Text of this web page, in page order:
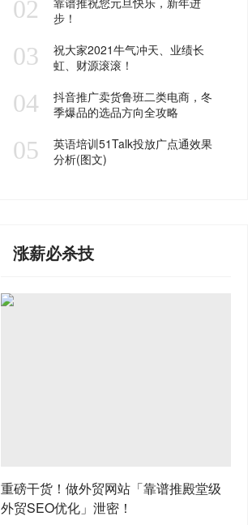
02
步！
03
祝大家2021牛气冲天、业绩长
虹、财源滚滚！
04
抖音推广卖货鲁班二类电商，冬
季爆品的选品方向全攻略
05
英语培训51Talk投放广点通效果
分析(图文)
涨薪必杀技
重磅干货！做外贸网站「靠谱推殿堂级
外贸SEO优化」泄密！